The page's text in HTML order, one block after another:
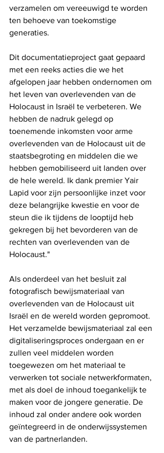
verzamelen om vereeuwigd te worden
ten behoeve van toekomstige
generaties.
Dit documentatieproject gaat gepaard
met een reeks acties die we het
afgelopen jaar hebben ondernomen om
het leven van overlevenden van de
Holocaust in Israël te verbeteren. We
hebben de nadruk gelegd op
toenemende inkomsten voor arme
overlevenden van de Holocaust uit de
staatsbegroting en middelen die we
hebben gemobiliseerd uit landen over
de hele wereld. Ik dank premier Yair
Lapid voor zijn persoonlijke inzet voor
deze belangrijke kwestie en voor de
steun die ik tijdens de looptijd heb
gekregen bij het bevorderen van de
rechten van overlevenden van de
Holocaust."
Als onderdeel van het besluit zal
fotografisch bewijsmateriaal van
overlevenden van de Holocaust uit
Israël en de wereld worden gepromoot.
Het verzamelde bewijsmateriaal zal een
digitaliseringsproces ondergaan en er
zullen veel middelen worden
toegewezen om het materiaal te
verwerken tot sociale netwerkformaten,
met als doel de inhoud toegankelijk te
maken voor de jongere generatie. De
inhoud zal onder andere ook worden
geïntegreerd in de onderwijssystemen
van de partnerlanden.